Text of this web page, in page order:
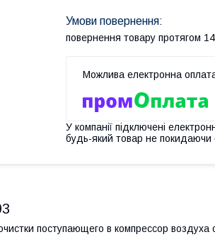
повернення товару протягом
У компанії підключені
будь-який товар не покидаючи
поступающего в компрессор воздуха